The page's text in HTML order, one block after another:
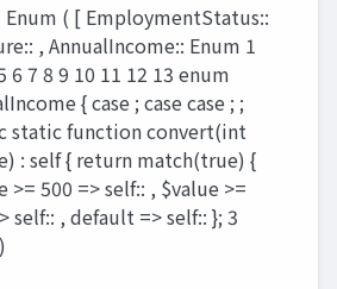
Enum ( [ EmploymentStatus::
, AnnualIncome:: Enum 1
6 7 8 9 10 11 12 13 enum
{ case ; case case ; ;
static function convert(int
: self { return match(true) {
>= 500 => self:: , $value >=
self:: , default => self:: }; 3